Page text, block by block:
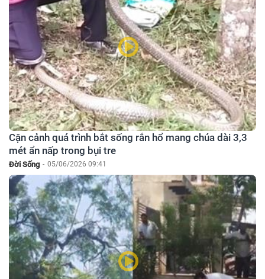
Cận cảnh quá trình bắt sống rắn hổ mang chúa dài 3,3
mét ẩn nấp trong bụi tre
Đời Sống - 05/06/2026 09:41